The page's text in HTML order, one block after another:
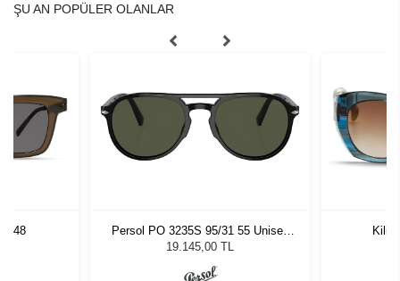
ŞU AN POPÜLER OLANLAR
48
Persol PO 3235S 95/31 55 Unisex
Güneş Gözlüğü
19.145,00 TL